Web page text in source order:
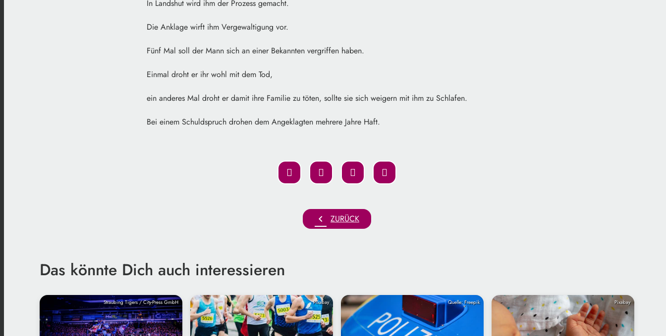
In Landshut wird ihm der Prozess gemacht.
Die Anklage wirft ihm Vergewaltigung vor.
Fünf Mal soll der Mann sich an einer Bekannten vergriffen haben.
Einmal droht er ihr wohl mit dem Tod,
ein anderes Mal droht er damit ihre Familie zu töten, sollte sie sich weigern mit ihm zu Schlafen.
Bei einem Schuldspruch drohen dem Angeklagten mehrere Jahre Haft.
chevron_left ZURÜCK
Das könnte Dich auch interessieren
Straubing Tigers / City-Press GmbH Pixabay Quelle: Freepik Pixabay